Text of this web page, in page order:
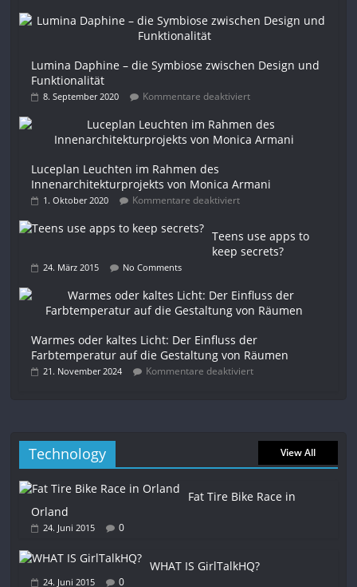
Lumina Daphine – die Symbiose zwischen Design und
Funktionalität
8. September 2020 Kommentare deaktiviert
Luceplan Leuchten im Rahmen des
Innenarchitekturprojekts von Monica Armani
1. Oktober 2020 Kommentare deaktiviert
Teens use apps to
keep secrets?
24. März 2015 No Comments
Warmes oder kaltes Licht: Der Einfluss der
Farbtemperatur auf die Gestaltung von Räumen
21. November 2024 Kommentare deaktiviert
Technology View All
Fat Tire Bike Race in
Orland
24. Juni 2015 0
WHAT IS GirlTalkHQ?
24. Juni 2015 0